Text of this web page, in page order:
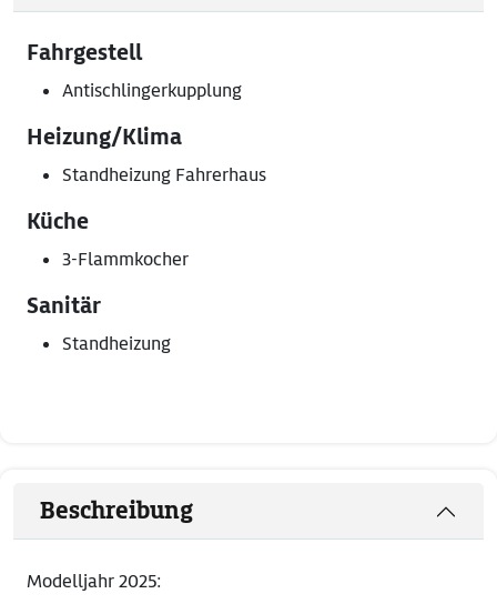
Fahrgestell
Antischlingerkupplung
Heizung/Klima
Standheizung Fahrerhaus
Küche
3-Flammkocher
Sanitär
Standheizung
Beschreibung
Modelljahr 2025: